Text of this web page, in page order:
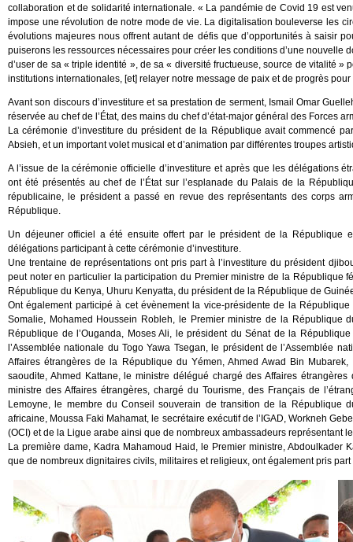
collaboration et de solidarité internationale. « La pandémie de Covid 19 est
impose une révolution de notre mode de vie. La digitalisation bouleverse les
évolutions majeures nous offrent autant de défis que d’opportunités à saisir
puiserons les ressources nécessaires pour créer les conditions d’une
d’user de sa « triple identité », de sa « diversité fructueuse, source de vitalité
institutions internationales, [et] relayer notre message de paix et de progrès pour
Avant son discours d’investiture et sa prestation de serment, Ismail Omar
réservée au chef de l’État, des mains du chef d’état-major général des Forces
La cérémonie d’investiture du président de la République avait commencé
Absieh, et un important volet musical et d’animation par différentes troupes
A l’issue de la cérémonie officielle d’investiture et après que les délégations
ont été présentés au chef de l’État sur l’esplanade du Palais de la
républicaine, le président a passé en revue des représentants des corps
République.
Un déjeuner officiel a été ensuite offert par le président de la République
délégations participant à cette cérémonie d’investiture.
Une trentaine de représentations ont pris part à l’investiture du président
peut noter en particulier la participation du Premier ministre de la République
République du Kenya, Uhuru Kenyatta, du président de la République de
Ont également participé à cet évènement la vice-présidente de la
Somalie, Mohamed Houssein Robleh, le Premier ministre de la République
République de l’Ouganda, Moses Ali, le président du Sénat de la
l’Assemblée nationale du Togo Yawa Tsegan, le président de l’Assemblée
Affaires étrangères de la République du Yémen, Ahmed Awad Bin
saoudite, Ahmed Kattane, le ministre délégué chargé des Affaires
ministre des Affaires étrangères, chargé du Tourisme, des Français de
Lemoyne, le membre du Conseil souverain de transition de la République
africaine, Moussa Faki Mahamat, le secrétaire exécutif de l’IGAD, Workneh
(OCI) et de la Ligue arabe ainsi que de nombreux ambassadeurs représentant
La première dame, Kadra Mahamoud Haid, le Premier ministre,
que de nombreux dignitaires civils, militaires et religieux, ont également pris